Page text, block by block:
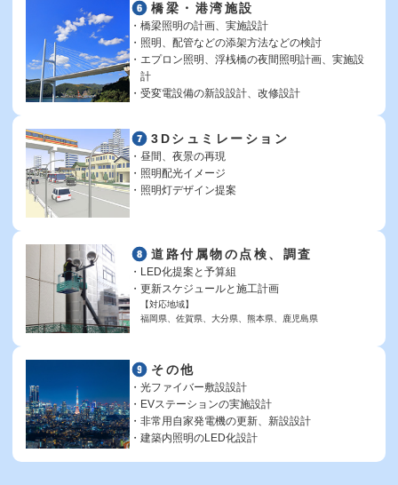
橋梁・港湾施設
橋梁照明の計画、実施設計
照明、配管などの添架方法などの検討
エプロン照明、浮桟橋の夜間照明計画、実施設
計
受変電設備の新設設計、改修設計
3Dシュミレーション
昼間、夜景の再現
照明配光イメージ
照明灯デザイン提案
道路付属物の点検、調査
LED化提案と予算組
更新スケジュールと施工計画
【対応地域】
福岡県、佐賀県、大分県、熊本県、鹿児島県
その他
光ファイバー敷設設計
EVステーションの実施設計
非常用自家発電機の更新、新設設計
建築内照明のLED化設計